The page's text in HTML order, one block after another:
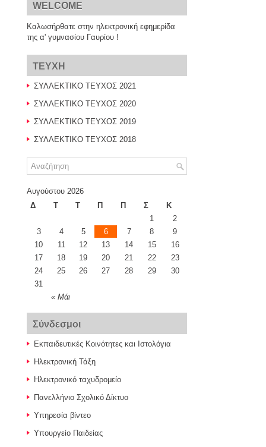
WELCOME
Καλωσήρθατε στην ηλεκτρονική εφημερίδα
της α' γυμνασίου Γαυρίου !
TEYXH
ΣΥΛΛΕΚΤΙΚΟ ΤΕΥΧΟΣ 2021
ΣΥΛΛΕΚΤΙΚΟ ΤΕΥΧΟΣ 2020
ΣΥΛΛΕΚΤΙΚΟ ΤΕΥΧΟΣ 2019
ΣΥΛΛΕΚΤΙΚΟ ΤΕΥΧΟΣ 2018
Αυγούστου 2026
Δ
Τ Τ Π Π Σ Κ
« Μάι
1
2
3
4 5 6 7 8
9
10
11 12 13 14 15
16
17
18 19 20 21 22
23
24
25 26 27 28 29
30
31
Σύνδεσμοι
Εκπαιδευτικές Κοινότητες και Ιστολόγια
Ηλεκτρονική Τάξη
Ηλεκτρονικό ταχυδρομείο
Πανελλήνιο Σχολικό Δίκτυο
Υπηρεσία βίντεο
Υπουργείο Παιδείας